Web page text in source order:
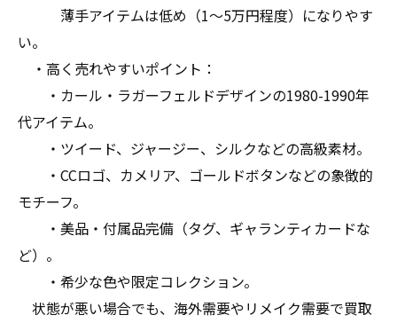
薄手アイテムは低め（1〜5万円程度）になりやす
い。
・高く売れやすいポイント：
・カール・ラガーフェルドデザインの1980-1990年
代アイテム。
・ツイード、ジャージー、シルクなどの高級素材。
・CCロゴ、カメリア、ゴールドボタンなどの象徴的
モチーフ。
・美品・付属品完備（タグ、ギャランティカードな
ど）。
・希少な色や限定コレクション。
状態が悪い場合でも、海外需要やリメイク需要で買取